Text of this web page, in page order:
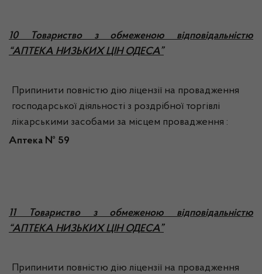
10 Товариство з обмеженою відповідальністю
“АПТЕКА НИЗЬКИХ ЦІН ОДЕСА”
Припинити повністю дію ліцензії на провадження
господарської діяльності з роздрібної торгівлі
лікарськими засобами за місцем провадження :
Аптека № 59
11 Товариство з обмеженою відповідальністю
“АПТЕКА НИЗЬКИХ ЦІН ОДЕСА”
Припинити повністю дію ліцензії на провадження